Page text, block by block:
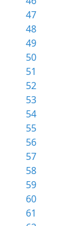
47
48
49
50
51
52
53
54
55
56
57
58
59
60
61